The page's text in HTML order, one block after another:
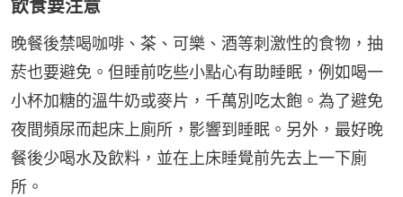
飲食要注意
晚餐後禁喝咖啡、茶、可樂、酒等刺激性的食物，抽
菸也要避免。但睡前吃些小點心有助睡眠，例如喝一
小杯加糖的溫牛奶或麥片，千萬別吃太飽。為了避免
夜間頻尿而起床上廁所，影響到睡眠。另外，最好晚
餐後少喝水及飲料，並在上床睡覺前先去上一下廁
所。